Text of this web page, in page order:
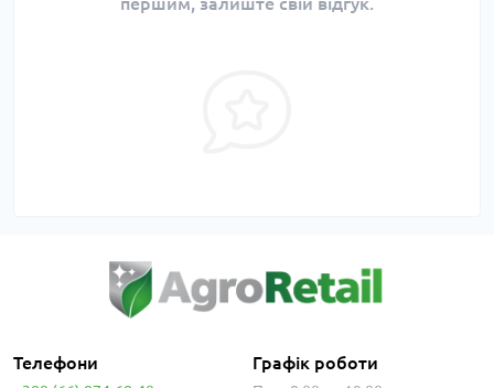
Телефони Графік роботи